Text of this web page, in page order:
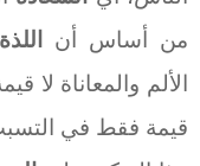
من أساس أن
اللذة
الألم والمعاناة لا
قيمة فقط في